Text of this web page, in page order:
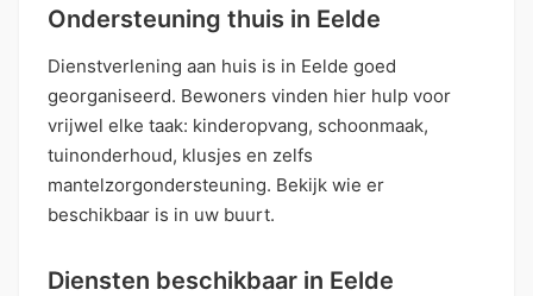
Ondersteuning thuis in Eelde
Dienstverlening aan huis is in Eelde goed
georganiseerd. Bewoners vinden hier hulp voor
vrijwel elke taak: kinderopvang, schoonmaak,
tuinonderhoud, klusjes en zelfs
mantelzorgondersteuning. Bekijk wie er
beschikbaar is in uw buurt.
Diensten beschikbaar in Eelde